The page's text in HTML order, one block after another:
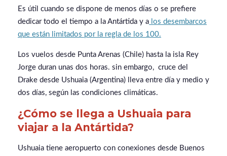
Es útil cuando se dispone de menos días o se prefiere
dedicar todo el tiempo a la Antártida y a los desembarcos
que están limitados por la regla de los 100.
Los vuelos desde Punta Arenas (Chile) hasta la isla Rey
Jorge duran unas dos horas. sin embargo, cruce del
Drake desde Ushuaia (Argentina) lleva entre día y medio y
dos días, según las condiciones climáticas.
¿Cómo se llega a Ushuaia para
viajar a la Antártida?
Ushuaia tiene aeropuerto con conexiones desde Buenos